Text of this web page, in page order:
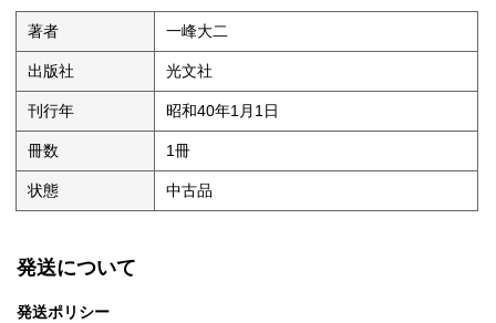
著者 一峰大二
出版社 光文社
刊行年 昭和40年1月1日
冊数 1冊
状態 中古品
発送について
発送ポリシー